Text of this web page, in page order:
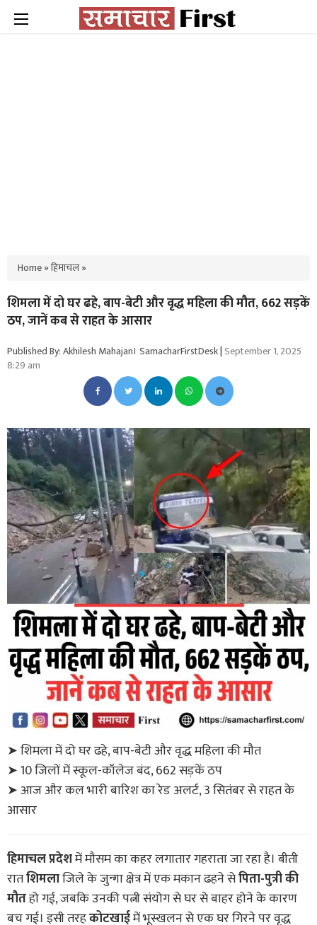
Home»हिमाचल»
शिमला में दो घर ढहे, बाप-बेटी और वृद्ध महिला की मौत, 662 सड़कें
ठप, जानें कब से राहत के आसार
Published By: Akhilesh Mahajan। SamacharFirstDesk|September 1, 2025
8:29 am
➤ शिमला में दो घर ढहे, बाप-बेटी और वृद्ध महिला की मौत
➤ 10 जिलों में स्कूल-कॉलेज बंद, 662 सड़कें ठप
➤ आज और कल भारी बारिश का रेड अलर्ट, 3 सितंबर से राहत के
आसार
हिमाचल प्रदेशमें मौसम का कहर लगातार गहराता जा रहा है। बीती
रातशिमलाजिले के जुन्गा क्षेत्र में एक मकान ढहने सेपिता-पुत्री की
मौतहो गई, जबकि उनकी पत्नी संयोग से घर से बाहर होने के कारण
बच गई। इसी तरहकोटखाईमें भूस्खलन से एक घर गिरने पर वृद्ध